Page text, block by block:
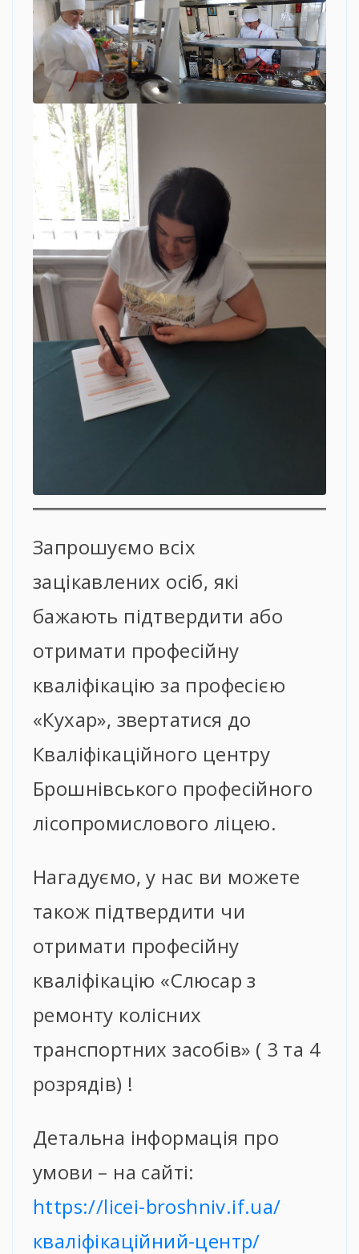
Запрошуємо всіх
зацікавлених осіб, які
бажають підтвердити або
отримати професійну
кваліфікацію за професією
«Кухар», звертатися до
Кваліфікаційного центру
Брошнівського професійного
лісопромислового ліцею.
Нагадуємо, у нас ви можете
також підтвердити чи
отримати професійну
кваліфікацію «Слюсар з
ремонту колісних
транспортних засобів» ( 3 та 4
розрядів) !
Детальна інформація про
умови – на сайті:
https://licei-broshniv.if.ua/
кваліфікаційний-центр/